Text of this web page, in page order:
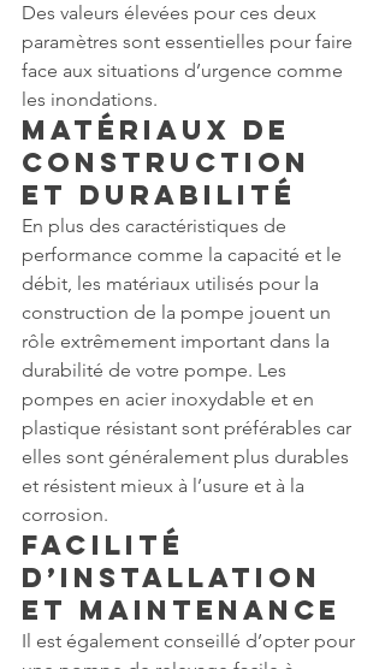
Des valeurs élevées pour ces deux
paramètres sont essentielles pour faire
face aux situations d’urgence comme
les inondations.
Matériaux de
Construction
et Durabilité
En plus des caractéristiques de
performance comme la capacité et le
débit, les matériaux utilisés pour la
construction de la pompe jouent un
rôle extrêmement important dans la
durabilité de votre pompe. Les
pompes en acier inoxydable et en
plastique résistant sont préférables car
elles sont généralement plus durables
et résistent mieux à l’usure et à la
corrosion.
Facilité
d’Installation
et Maintenance
Il est également conseillé d’opter pour